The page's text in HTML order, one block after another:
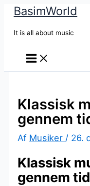
BasimWorld
It is all about music
Klassisk
gennem
Af Musiker / 26.
Klassisk
gennem